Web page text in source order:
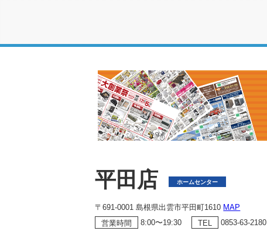
平田店 ホームセンター
〒691-0001 島根県出雲市平田町1610 MAP
営業時間
8:00〜19:30 TEL 0853-63-2180